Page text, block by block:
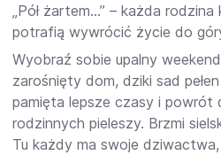
„Pół żartem…” – każda
potrafią wywrócić życie do
Wyobraź sobie upalny
zarośnięty dom, dziki sad
pamięta lepsze czasy i powrót
rodzinnych pieleszy. Brzmi
Tu każdy ma swoje